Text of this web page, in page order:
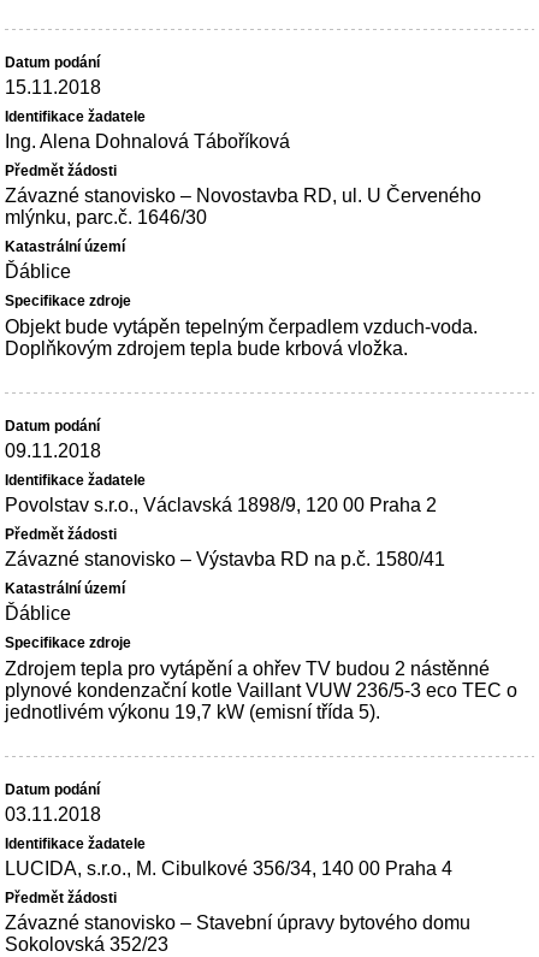
15.11.2018
Ing. Alena Dohnalová Táboříková
Závazné stanovisko – Novostavba RD, ul. U Červeného
mlýnku, parc.č. 1646/30
Ďáblice
Objekt bude vytápěn tepelným čerpadlem vzduch-voda.
Doplňkovým zdrojem tepla bude krbová vložka.
09.11.2018
Povolstav s.r.o., Václavská 1898/9, 120 00 Praha 2
Závazné stanovisko – Výstavba RD na p.č. 1580/41
Ďáblice
Zdrojem tepla pro vytápění a ohřev TV budou 2 nástěnné
plynové kondenzační kotle Vaillant VUW 236/5-3 eco TEC o
jednotlivém výkonu 19,7 kW (emisní třída 5).
03.11.2018
LUCIDA, s.r.o., M. Cibulkové 356/34, 140 00 Praha 4
Závazné stanovisko – Stavební úpravy bytového domu
Sokolovská 352/23